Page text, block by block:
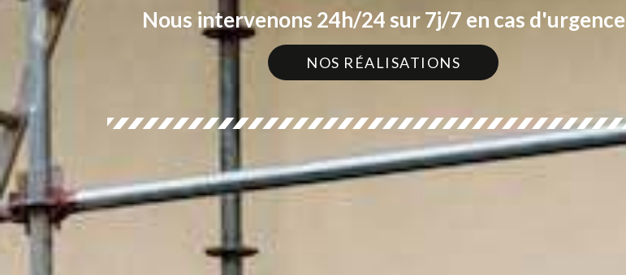
Nous intervenons 24h/24 sur 7j/7 en cas d'urgence
NOS RÉALISATIONS